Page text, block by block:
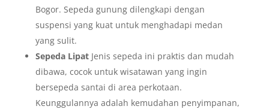
Bogor. Sepeda gunung dilengkapi dengan
suspensi yang kuat untuk menghadapi medan
yang sulit.
Sepeda LipatJenis sepeda ini praktis dan mudah
dibawa, cocok untuk wisatawan yang ingin
bersepeda santai di area perkotaan.
Keunggulannya adalah kemudahan penyimpanan,